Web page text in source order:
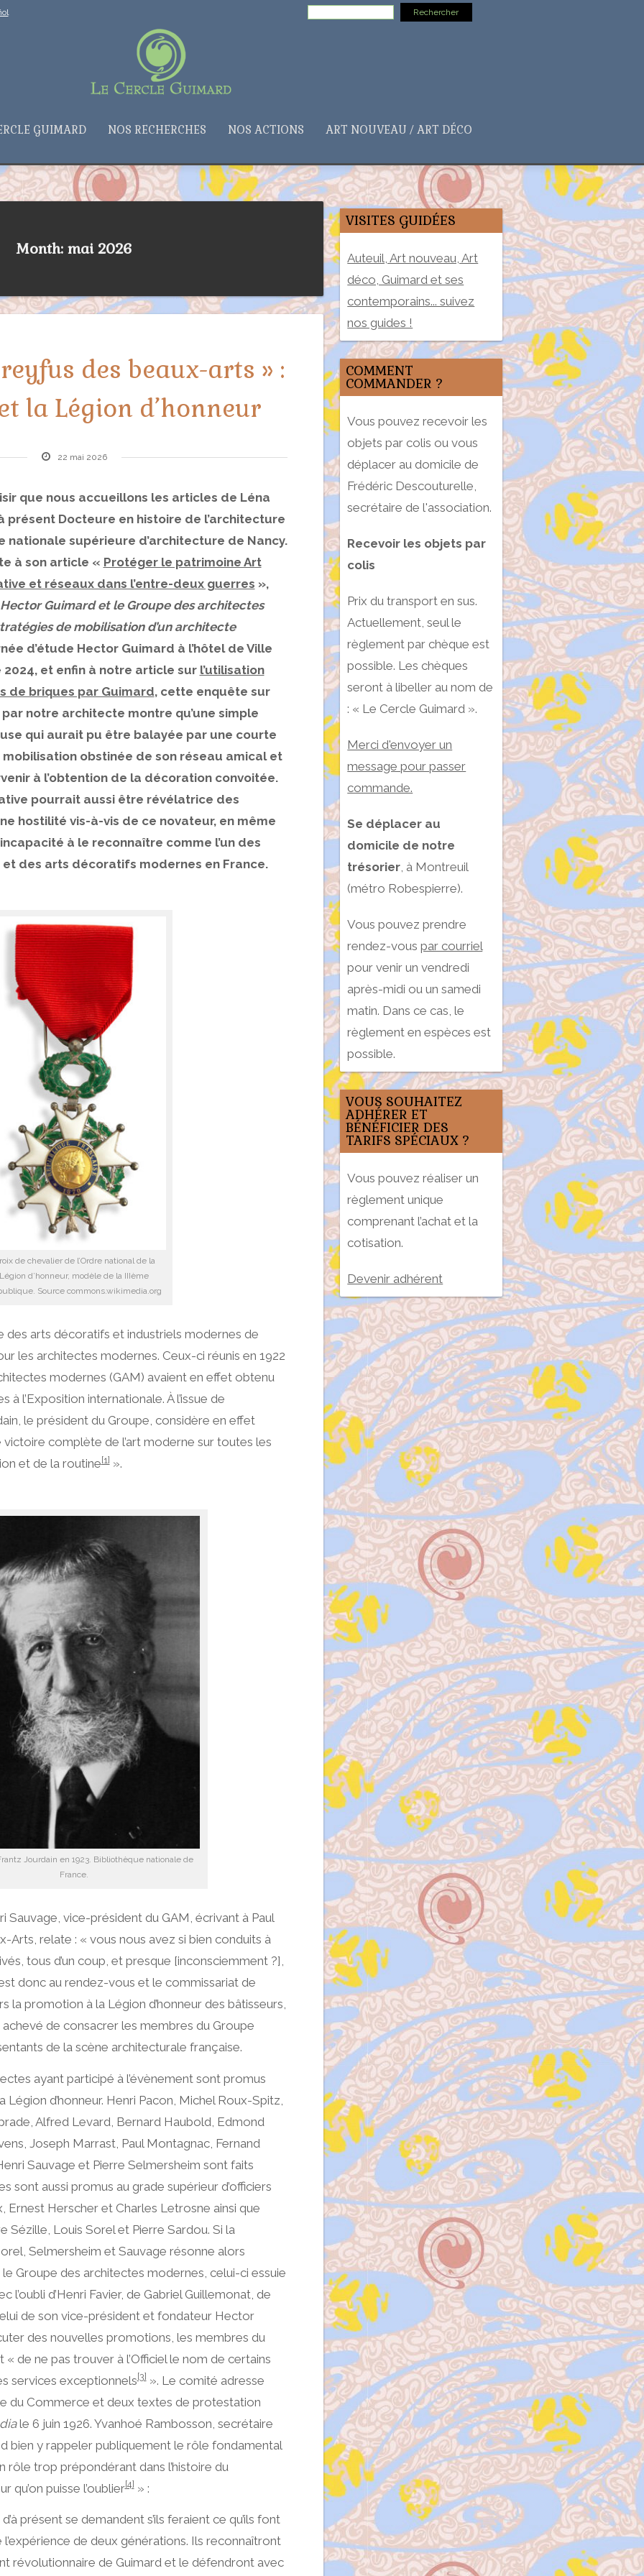
GUIMARD NOS RECHERCHES NOS ACTIONS ART NOUVEAU / ART DÉCO
Month: mai 2026
des beaux-arts » :
la Légion d’honneur
22 mai 2026
que nous accueillons les articles de Léna
présent Docteure en histoire de l’architecture
nationale supérieure d’architecture de Nancy.
à son article « Protéger le patrimoine Art
et réseaux dans l’entre-deux guerres »,
Hector Guimard et le Groupe des architectes
de mobilisation d’un architecte
d’étude Hector Guimard à l’hôtel de Ville
et enfin à notre article sur l’utilisation
de briques par Guimard, cette enquête sur
notre architecte montre qu’une simple
qui aurait pu être balayée par une courte
obstinée de son réseau amical et
à l’obtention de la décoration convoitée.
pourrait aussi être révélatrice des
hostilité vis-à-vis de ce novateur, en même
à le reconnaître comme l’un des
des arts décoratifs modernes en France.
de chevalier de l’Ordre national de la
Légion d’honneur, modèle de la IIIème
Source commons.wikimedia.org
des arts décoratifs et industriels modernes de
les architectes modernes. Ceux-ci réunis en 1922
modernes (GAM) avaient en effet obtenu
à l’Exposition internationale. À l’issue de
le président du Groupe, considère en effet
victoire complète de l’art moderne sur toutes les
et de la routine[1]».
Jourdain en 1923. Bibliothèque nationale de
France.
Sauvage, vice-président du GAM, écrivant à Paul
Arts, relate : « vous nous avez si bien conduits à
tous d’un coup, et presque [inconsciemment ?],
donc au rendez-vous et le commissariat de
la promotion à la Légion d’honneur des bâtisseurs,
de consacrer les membres du Groupe
de la scène architecturale française.
ayant participé à l’évènement sont promus
d’honneur. Henri Pacon, Michel Roux-Spitz,
Alfred Levard, Bernard Haubold, Edmond
Joseph Marrast, Paul Montagnac, Fernand
Sauvage et Pierre Selmersheim sont faits
sont aussi promus au grade supérieur d’officiers
Ernest Herscher et Charles Letrosne ainsi que
Sézille, Louis Sorel et Pierre Sardou. Si la
Selmersheim et Sauvage résonne alors
Groupe des architectes modernes, celui-ci essuie
l’oubli d’Henri Favier, de Gabriel Guillemonat, de
de son vice-président et fondateur Hector
des nouvelles promotions, les membres du
« de ne pas trouver à l’Officiel le nom de certains
services exceptionnels[3]». Le comité adresse
du Commerce et deux textes de protestation
le 6 juin 1926. Yvanhoé Rambosson, secrétaire
bien y rappeler publiquement le rôle fondamental
rôle trop prépondérant dans l’histoire du
puisse l’oublier[4]» :
présent se demandent s’ils feraient ce qu’ils font
de deux générations. Ils reconnaîtront
révolutionnaire de Guimard et le défendront avec
VISITES GUIDÉES
Auteuil, Art nouveau, Art
déco, Guimard et ses
contemporains... suivez
nos guides !
COMMENT
COMMANDER ?
Vous pouvez recevoir les
objets par colis ou vous
déplacer au domicile de
Frédéric Descouturelle,
secrétaire de l'association.
Recevoir les objets par
colis
Prix du transport en sus.
Actuellement, seul le
règlement par chèque est
possible. Les chèques
seront à libeller au nom de
: « Le Cercle Guimard ».
Merci d'envoyer un
message pour passer
commande.
Se déplacer au
domicile de notre
trésorier, à Montreuil
(métro Robespierre).
Vous pouvez prendre
rendez-vouspar courriel
pour venir un vendredi
après-midi ou un samedi
matin. Dans ce cas, le
règlement en espèces est
possible.
VOUS SOUHAITEZ
ADHÉRER ET
BÉNÉFICIER DES
TARIFS SPÉCIAUX ?
Vous pouvez réaliser un
règlement unique
comprenant l’achat et la
cotisation.
Devenir adhérent